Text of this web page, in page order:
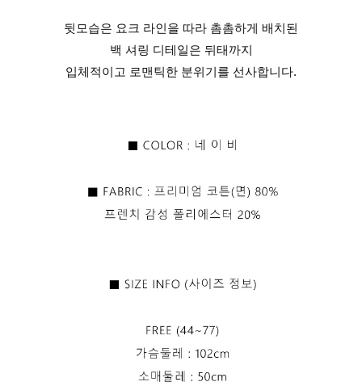
뒷모습은 요크 라인을 따라 촘촘하게 배치된
백 셔링 디테일은 뒤태까지